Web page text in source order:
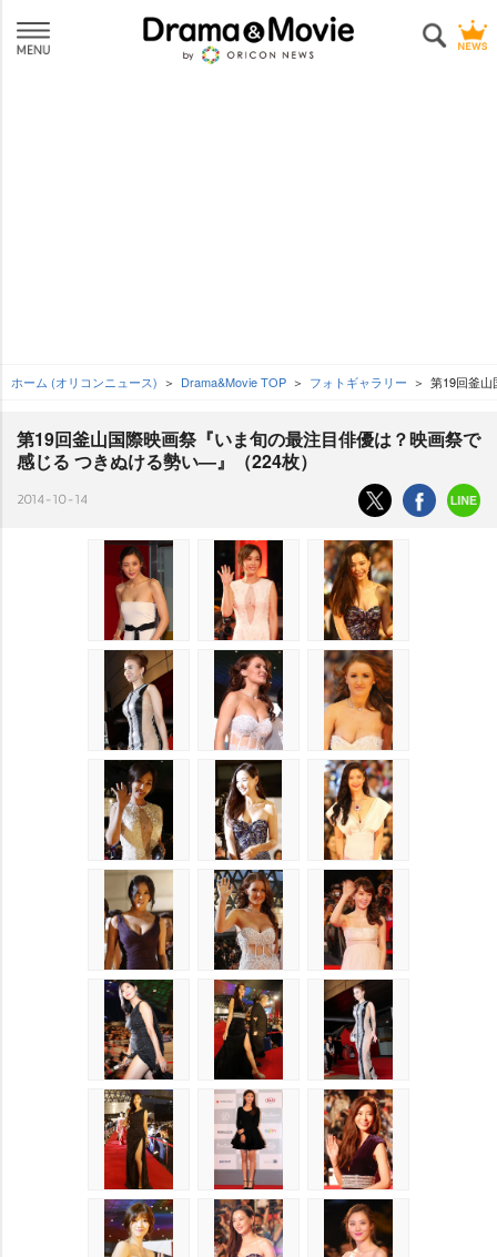
ホーム (オリコンニュース) Drama&Movie TOP フォトギャラリー 第19回釜
第19回釜山国際映画祭『いま旬の最注目俳優は？映画祭で
感じる つきぬける勢い―』（224枚）
2014-10-14